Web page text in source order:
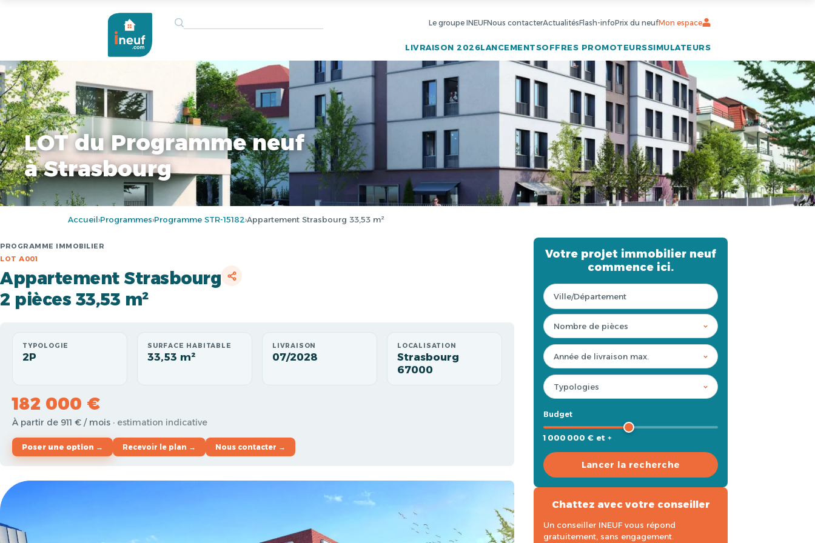
Le groupe INEUFNous contacterActualitésFlash-infoPrix du neufMon espace
LIVRAISON 2026LANCEMENTSOFFRES PROMOTEURSSIMULATEURS
LOT du Programme neuf
à Strasbourg
Accueil›Programmes›Programme STR-15182›Appartement Strasbourg 33,53 m²
PROGRAMME IMMOBILIER
LOT A001
Appartement Strasbourg
2 pièces 33,53 m²
TYPOLOGIE
2P
SURFACE HABITABLE
33,53 m²
LIVRAISON
07/2028
LOCALISATION
Strasbourg
67000
182 000 €
À partir de 911 € / mois · estimation indicative
Poser une option → Recevoir le plan → Nous contacter →
Votre projet immobilier neuf
commence ici.
Budget
1 000 000 € et +
Lancer la recherche
Chattez avec votre conseiller
Un conseiller INEUF vous répond
gratuitement, sans engagement.